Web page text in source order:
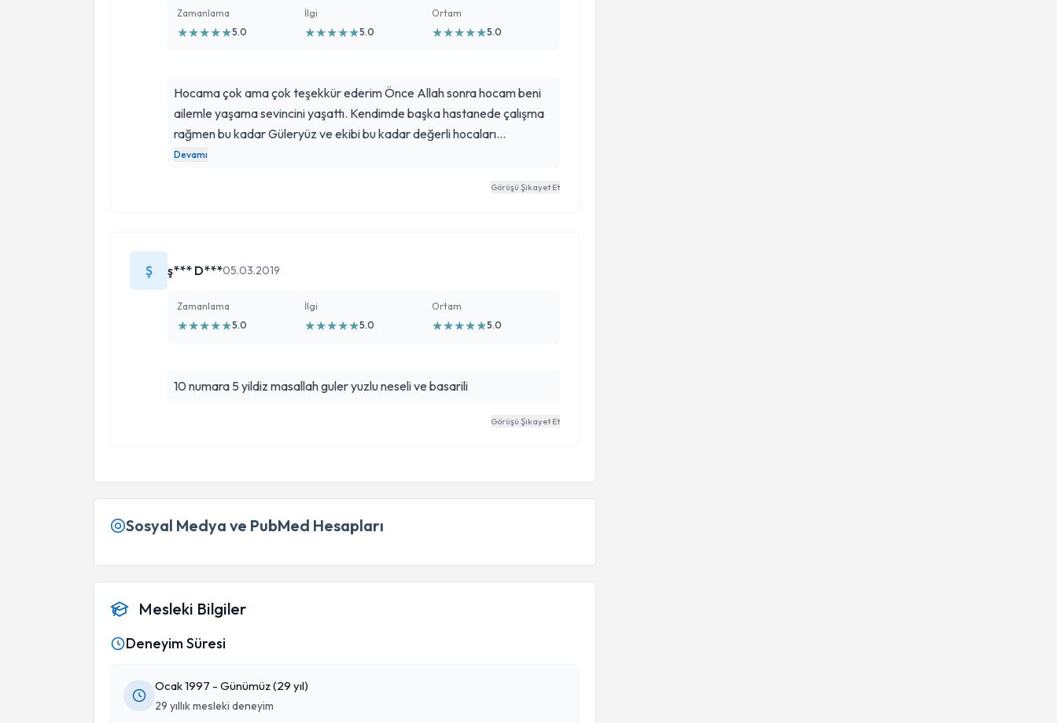
Zamanlama
★★★★★5.0
İlgi
★★★★★5.0
Ortam
★★★★★5.0
Hocama çok ama çok teşekkür ederim Önce Allah sonra hocam beni
ailemle yaşama sevincini yaşattı. Kendimde başka hastanede çalışma
rağmen bu kadar Güleryüz ve ekibi bu kadar değerli hocaları
anlatamam Hepsine ayrı ayrı teşekkür ve şükranlarımı sunarım Rabbim
Devamı
Görüşü Şikayet Et
Ş ş*** D***05.03.2019
Zamanlama
★★★★★5.0
İlgi
★★★★★5.0
Ortam
★★★★★5.0
10 numara 5 yildiz masallah guler yuzlu neseli ve basarili
Görüşü Şikayet Et
Sosyal Medya ve PubMed Hesapları
Mesleki Bilgiler
Deneyim Süresi
Ocak 1997 - Günümüz (29 yıl)
29 yıllık mesleki deneyim